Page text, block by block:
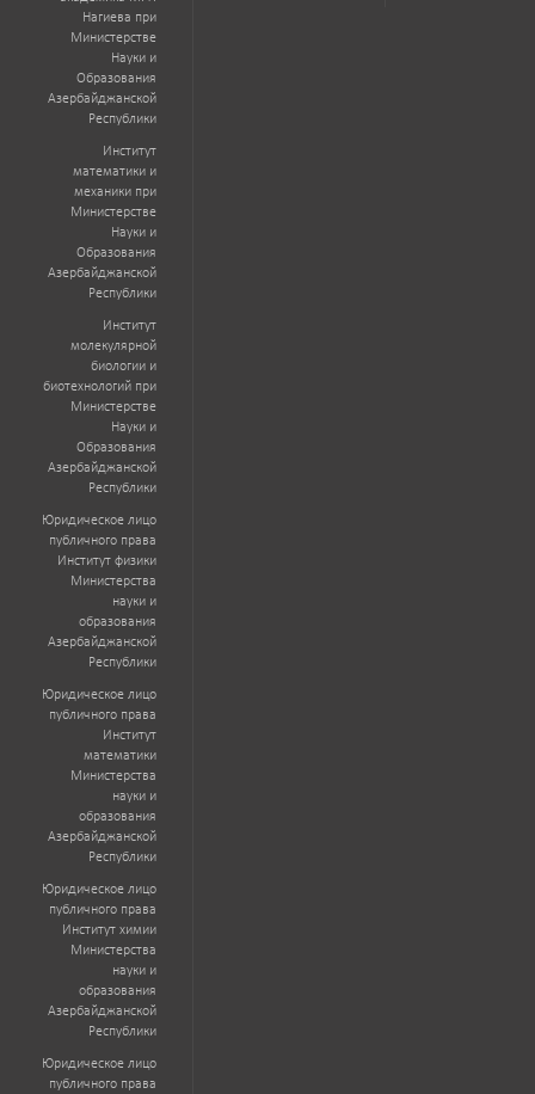
Нагиева при
Министерстве
Науки и
Образования
Азербайджанской
Республики
Институт
математики и
механики при
Министерстве
Науки и
Образования
Азербайджанской
Республики
Институт
молекулярной
биологии и
биотехнологий при
Министерстве
Науки и
Образования
Азербайджанской
Республики
Юридическое лицо
публичного права
Институт физики
Министерства
науки и
образования
Азербайджанской
Республики
Юридическое лицо
публичного права
Институт
математики
Министерства
науки и
образования
Азербайджанской
Республики
Юридическое лицо
публичного права
Институт химии
Министерства
науки и
образования
Азербайджанской
Республики
Юридическое лицо
публичного права